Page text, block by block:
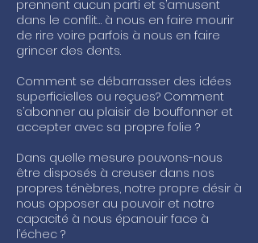
prennent aucun parti et s’amusent
dans le conflit… à nous en faire mourir
de rire voire parfois à nous en faire
grincer des dents.
Comment se débarrasser des idées
superficielles ou reçues? Comment
s’abonner au plaisir de bouffonner et
accepter avec sa propre folie ?
Dans quelle mesure pouvons-nous
être disposés à creuser dans nos
propres ténèbres, notre propre désir à
nous opposer au pouvoir et notre
capacité à nous épanouir face à
l’échec ?